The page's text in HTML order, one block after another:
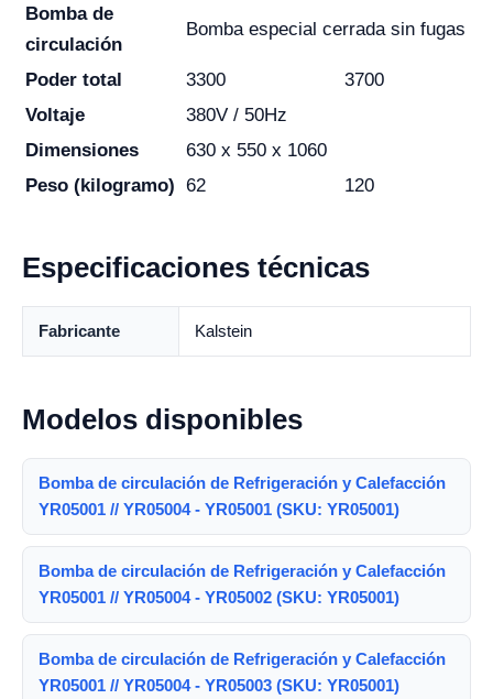
Bomba de
circulación
Bomba especial cerrada sin fugas
Poder total 3300
3700
Voltaje
380V / 50Hz
Dimensiones
630 x 550 x 1060
Peso (kilogramo) 62 120
Especificaciones técnicas
Fabricante Kalstein
Modelos disponibles
Bomba de circulación de Refrigeración y Calefacción
YR05001 // YR05004 - YR05001 (SKU: YR05001)
Bomba de circulación de Refrigeración y Calefacción
YR05001 // YR05004 - YR05002 (SKU: YR05001)
Bomba de circulación de Refrigeración y Calefacción
YR05001 // YR05004 - YR05003 (SKU: YR05001)